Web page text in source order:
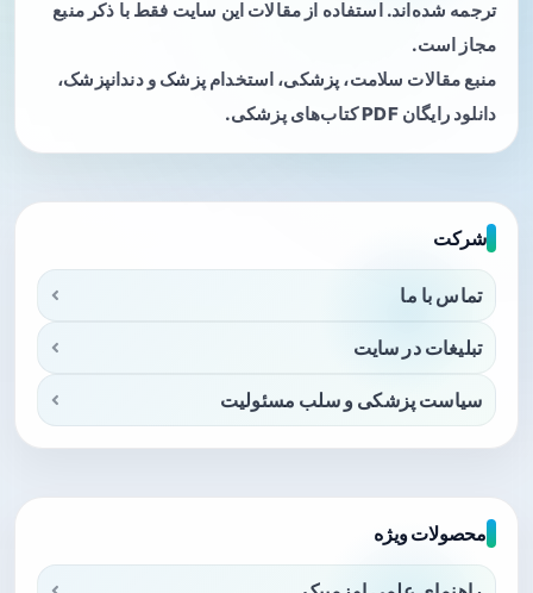
ترجمه شده‌اند. استفاده از مقالات این سایت فقط با ذکر منبع
مجاز است.
منبع مقالات سلامت، پزشکی، استخدام پزشک و دندانپزشک،
دانلود رایگان PDF کتاب‌های پزشکی.
شرکت
تماس با ما
تبلیغات در سایت
سیاست پزشکی و سلب مسئولیت
محصولات ویژه